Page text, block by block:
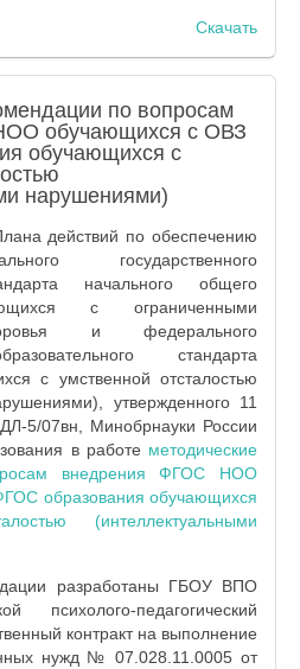
Скачать
по вопросам
обучающихся с ОВЗ
обучающихся с
нарушениями)
действий по обеспечению
государственного
начального общего
с ограниченными
и федерального
стандарта
с умственной отсталостью
утвержденного 11
5/07вн, Минобрнауки России
в работе методические
внедрения ФГОС НОО
образования обучающихся
(интеллектуальными
разработаны ГБОУ ВПО
психолого-педагогический
контракт на выполнение
нужд № 07.028.11.0005 от